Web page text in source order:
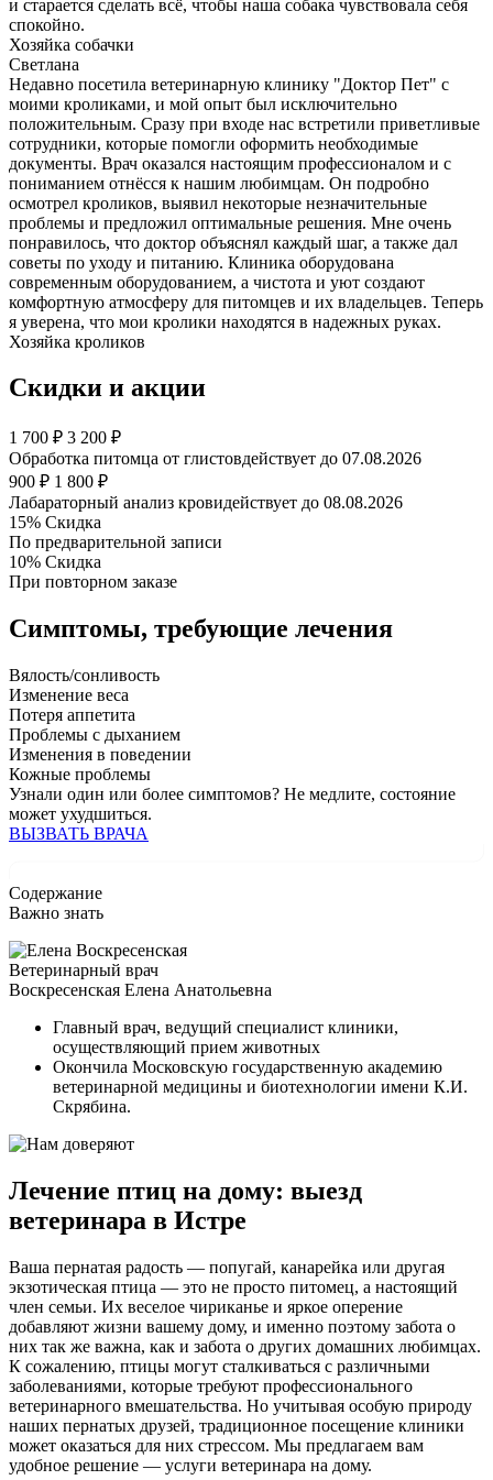
и старается сделать всё, чтобы наша собака чувствовала себя
спокойно.
Хозяйка собачки
Светлана
Недавно посетила ветеринарную клинику "Доктор Пет" с
моими кроликами, и мой опыт был исключительно
положительным. Сразу при входе нас встретили приветливые
сотрудники, которые помогли оформить необходимые
документы. Врач оказался настоящим профессионалом и с
пониманием отнёсся к нашим любимцам. Он подробно
осмотрел кроликов, выявил некоторые незначительные
проблемы и предложил оптимальные решения. Мне очень
понравилось, что доктор объяснял каждый шаг, а также дал
советы по уходу и питанию. Клиника оборудована
современным оборудованием, а чистота и уют создают
комфортную атмосферу для питомцев и их владельцев. Теперь
я уверена, что мои кролики находятся в надежных руках.
Хозяйка кроликов
Скидки и акции
1 700 ₽ 3 200 ₽
Обработка питомца от глистовдействует до 07.08.2026
900 ₽ 1 800 ₽
Лабараторный анализ кровидействует до 08.08.2026
15% Скидка
По предварительной записи
10% Скидка
При повторном заказе
Симптомы, требующие лечения
Вялость/сонливость
Изменение веса
Потеря аппетита
Проблемы с дыханием
Изменения в поведении
Кожные проблемы
Узнали один или более симптомов? Не медлите, состояние
может ухудшиться.
ВЫЗВАТЬ ВРАЧА
Содержание
Важно знать
Ветеринарный врач
Воскресенская Елена Анатольевна
Главный врач, ведущий специалист клиники,
осуществляющий прием животных
Окончила Московскую государственную академию
ветеринарной медицины и биотехнологии имени К.И.
Скрябина.
Лечение птиц на дому: выезд
ветеринара в Истре
Ваша пернатая радость — попугай, канарейка или другая
экзотическая птица — это не просто питомец, а настоящий
член семьи. Их веселое чириканье и яркое оперение
добавляют жизни вашему дому, и именно поэтому забота о
них так же важна, как и забота о других домашних любимцах.
К сожалению, птицы могут сталкиваться с различными
заболеваниями, которые требуют профессионального
ветеринарного вмешательства. Но учитывая особую природу
наших пернатых друзей, традиционное посещение клиники
может оказаться для них стрессом. Мы предлагаем вам
удобное решение — услуги ветеринара на дому.